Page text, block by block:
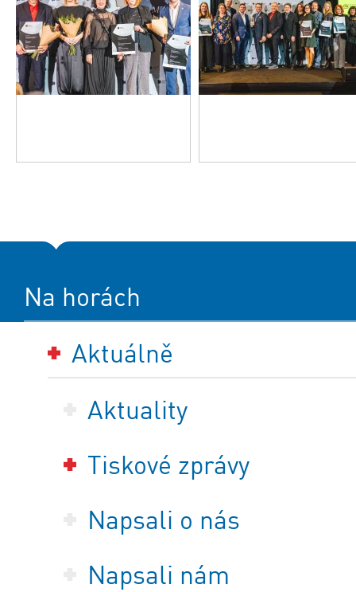
Na horách
Aktuálně
Aktuality
Tiskové zprávy
Napsali o nás
Napsali nám